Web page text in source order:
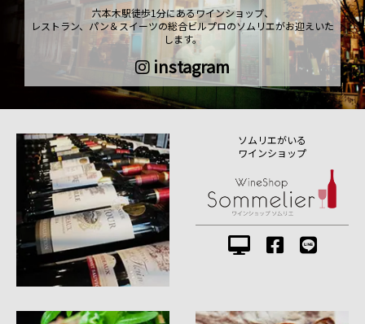
六本木駅徒歩1分にあるワインショップ、
レストラン、パン＆スイーツの総合ビルプロのソムリエがお迎えいた
します。
instagram
ソムリエがいる
ワインショップ